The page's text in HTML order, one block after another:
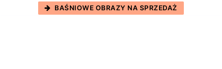
BAŚNIOWE OBRAZY NA SPRZEDAŻ